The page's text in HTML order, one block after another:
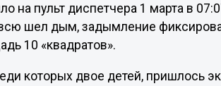
на пульт диспетчера 1 марта в
шел дым, задымление
10 «квадратов».
которых двое детей, пришлось